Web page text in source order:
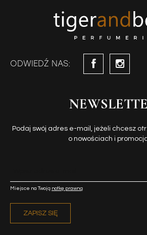
ODWIEDŹ NAS:
Podaj swój adres e-mail, jeżeli chcesz
o nowościach i
ZAPISZ SIĘ
Miejsce na Twoją notkę prawną